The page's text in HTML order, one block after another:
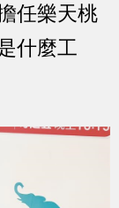
任樂天桃
什麼工